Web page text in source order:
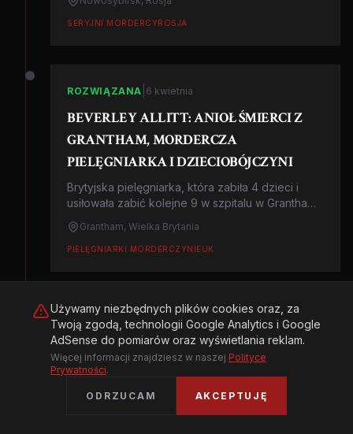
SERYJNI MORDERCYROSJA
ROZWIĄZANA 6 kwietnia
BEVERLEY ALLITT: ANIOŁ ŚMIERCI Z
GRANTHAM, MORDERCZA
PIELĘGNIARKA I DZIECIOBÓJCZYNI
Brytyjska pielęgniarka, która zabiła 4 dzieci i
usiłowała zabić kolejne 9 w szpitalu w Grantham.
Wywoływała zatrzymania akcji serca by
'uratować' ofiary. Historia, która zmieniła system
opieki zdrowotnej w UK.
Grantham, Wielka Brytania
PIELĘGNIARKI MORDERCZYNIEUK
ROZWIĄZANA|18 lutego
JACK UNTERWEGER: POETA-ZABÓJCA Z
WIEDNIA I NAJWIĘKSZE KŁAMSTWO
RESOCJALIZACJI
Historia austriackiego seryjnego mordercy, który
Używamy niezbędnych plików cookies oraz, za
Twoją zgodą, technologii Google Analytics i Google
AdSense do pomiarów oraz wyświetlania reklam.
Więcej informacji znajdziesz w naszej Polityce
Prywatności.
ODRZUCAM AKCEPTUJĘ